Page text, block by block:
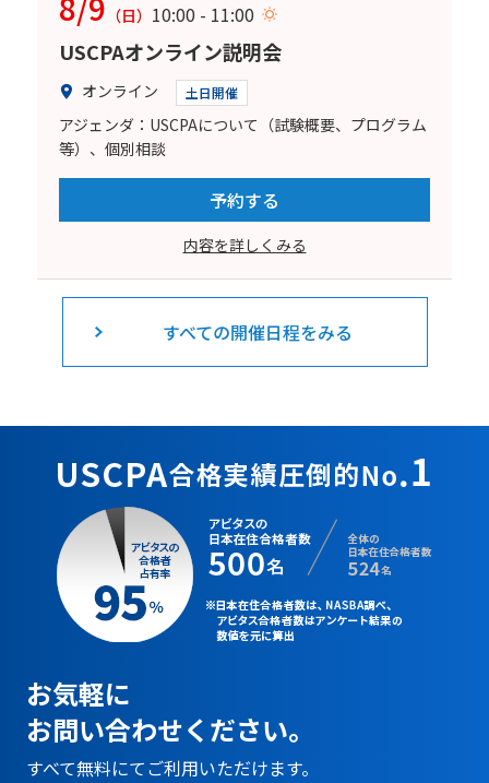
（日） 10:00 - 11:00
USCPAオンライン説明会
オンライン 土日開催
アジェンダ：USCPAについて（試験概要、プログラム
等）、個別相談
予約する
内容を詳しくみる
すべての開催日程をみる
お気軽に
お問い合わせください。
すべて無料にてご利用いただけます。